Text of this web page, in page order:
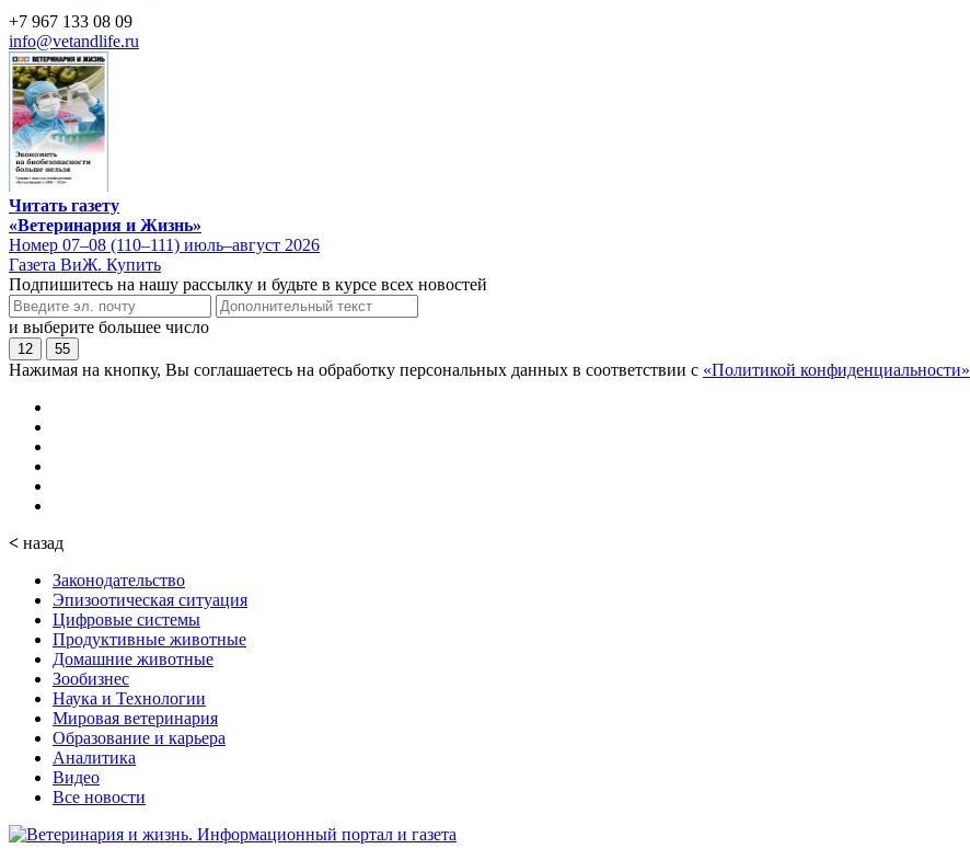
+7 967 133 08 09
info@vetandlife.ru
Читать газету
«Ветеринария и Жизнь»
Номер 07–08 (110–111) июль–август 2026
Газета ВиЖ. Купить
Подпишитесь на нашу рассылку и будьте в курсе всех новостей
и выберите большее число
12 55
Нажимая на кнопку, Вы соглашаетесь на обработку персональных данных в соответствии с «Политикой конфиденциальности»
< назад
Законодательство
Эпизоотическая ситуация
Цифровые системы
Продуктивные животные
Домашние животные
Зообизнес
Наука и Технологии
Мировая ветеринария
Образование и карьера
Аналитика
Видео
Все новости